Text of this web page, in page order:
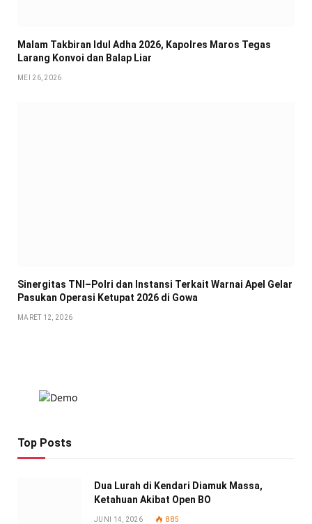
Malam Takbiran Idul Adha 2026, Kapolres Maros Tegas
Larang Konvoi dan Balap Liar
MEI 26, 2026
Sinergitas TNI–Polri dan Instansi Terkait Warnai Apel Gelar
Pasukan Operasi Ketupat 2026 di Gowa
MARET 12, 2026
Top Posts
Dua Lurah di Kendari Diamuk Massa,
Ketahuan Akibat Open BO
JUNI 14, 2026 885